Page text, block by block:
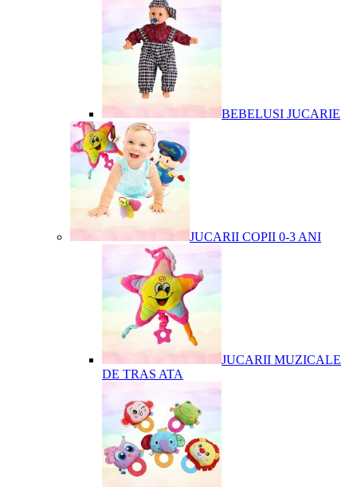
BEBELUSI JUCARIE
JUCARII COPII 0-3 ANI
JUCARII MUZICALE
DE TRAS ATA